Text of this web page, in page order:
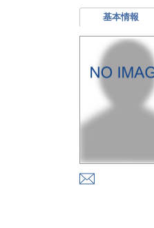
基本情報